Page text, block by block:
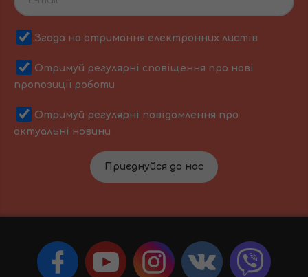
Згода на отримання електронних листів
Отримуй регулярні сповіщення про нові
пропозиції роботи
Отримуй регулярні повідомлення про
актуальні новини
Приєднуйся до нас